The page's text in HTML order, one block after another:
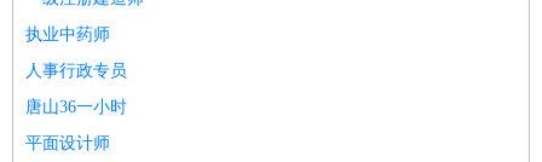
执业中药师
人事行政专员
唐山36一小时
平面设计师